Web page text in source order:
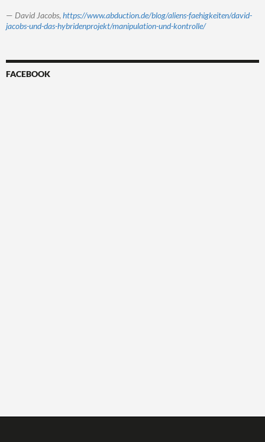
— David Jacobs, https://www.abduction.de/blog/aliens-faehigkeiten/david-
jacobs-und-das-hybridenprojekt/manipulation-und-kontrolle/
FACEBOOK